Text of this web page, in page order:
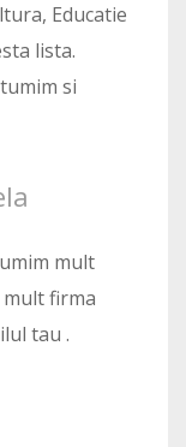
Educatie
lista.
si
mult
firma
tau .